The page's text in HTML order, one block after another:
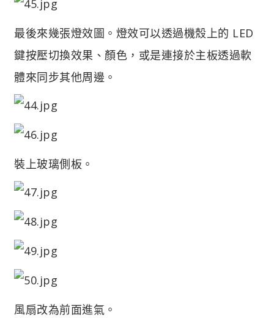
最後來幾張燈效圖。燈效可以透過機殼上的 LED
鍵按壓切換效果、顏色，或是連接於主板透過軟
體來同步其他周邊。
裝上玻璃側板。
風扇改為前面進氣。